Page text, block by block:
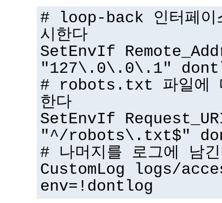
# loop-back 인터페이
시한다
SetEnvIf
"127\.0\.0\.1"
# robots.txt 파일에
한다
SetEnvIf
"^/robots\.txt$"
# 나머지를 로그에 남
CustomLog logs/
env=!dontlog